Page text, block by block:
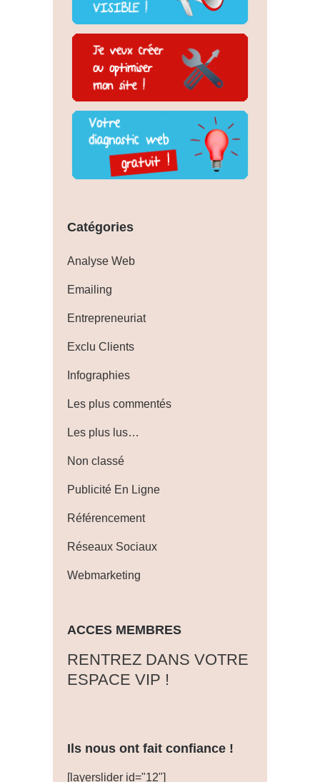
Catégories
Analyse Web
Emailing
Entrepreneuriat
Exclu Clients
Infographies
Les plus commentés
Les plus lus…
Non classé
Publicité En Ligne
Référencement
Réseaux Sociaux
Webmarketing
ACCES MEMBRES
‎RENTREZ DANS VOTRE
ESPACE VIP !
Ils nous ont fait confiance !
[layerslider id="12"]